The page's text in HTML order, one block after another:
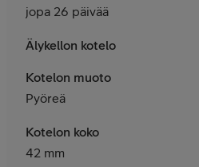
jopa 26 päivää
Älykellon kotelo
Kotelon muoto
Pyöreä
Kotelon koko
42 mm